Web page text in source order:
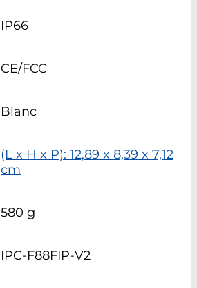
IP66
CE/FCC
Blanc
(L x H x P): 12,89 x 8,39 x 7,12
cm
580 g
IPC-F88FIP-V2